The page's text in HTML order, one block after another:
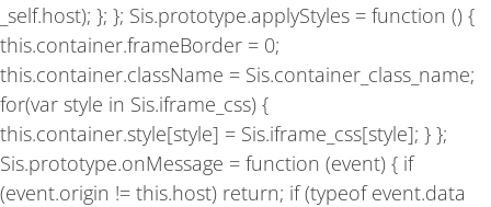
_self.host); }; }; Sis.prototype.applyStyles = function () {
this.container.frameBorder = 0;
this.container.className = Sis.container_class_name;
for(var style in Sis.iframe_css) {
this.container.style[style] = Sis.iframe_css[style]; } };
Sis.prototype.onMessage = function (event) { if
(event.origin != this.host) return; if (typeof event.data